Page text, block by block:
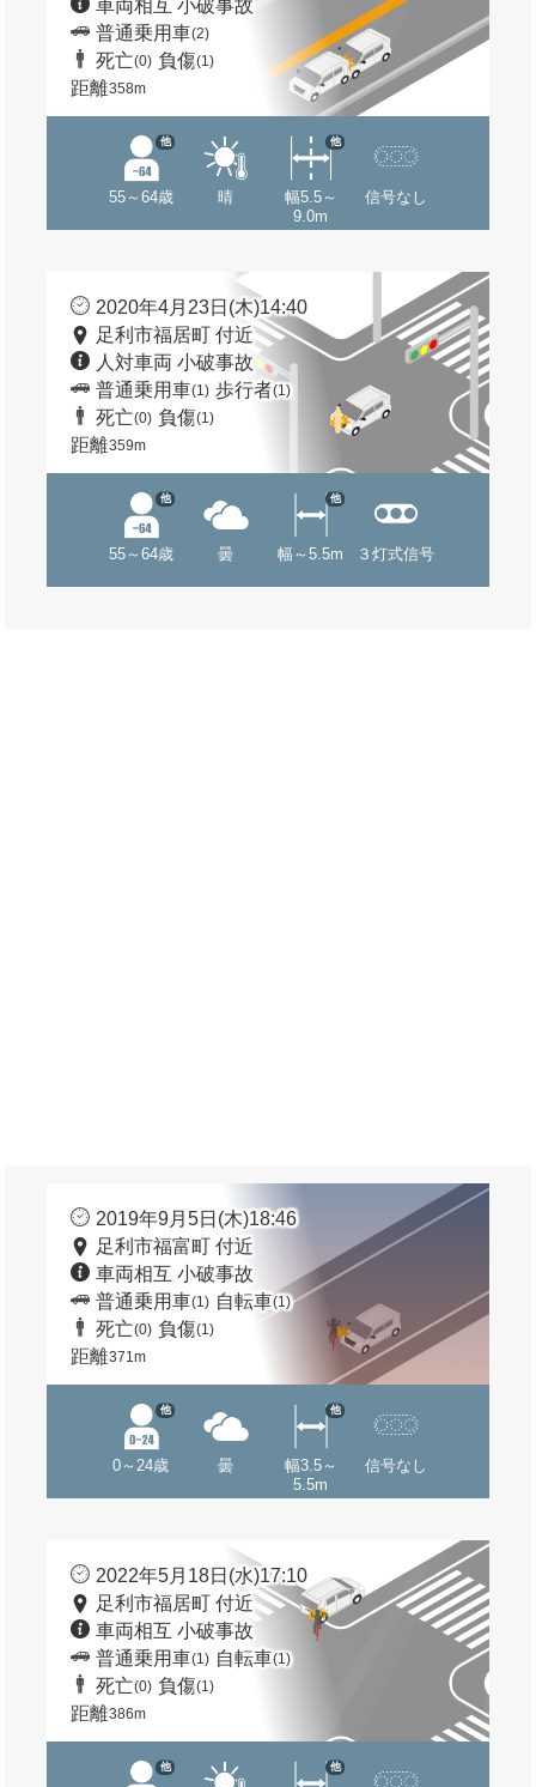
車両相互 小破事故
普通乗用車(2)
死亡(0) 負傷(1)
距離358m
55～64歳
他
晴
幅5.5～
9.0m
他
信号なし
2020年4月23日(木)14:40
足利市福居町 付近
人対車両 小破事故
普通乗用車(1) 歩行者(1)
死亡(0) 負傷(1)
距離359m
55～64歳
他
曇 幅～5.5m
他
３灯式信号
2019年9月5日(木)18:46
足利市福富町 付近
車両相互 小破事故
普通乗用車(1) 自転車(1)
死亡(0) 負傷(1)
距離371m
0～24歳
他
曇
幅3.5～
5.5m
他
信号なし
2022年5月18日(水)17:10
足利市福居町 付近
車両相互 小破事故
普通乗用車(1) 自転車(1)
死亡(0) 負傷(1)
距離386m
他 他